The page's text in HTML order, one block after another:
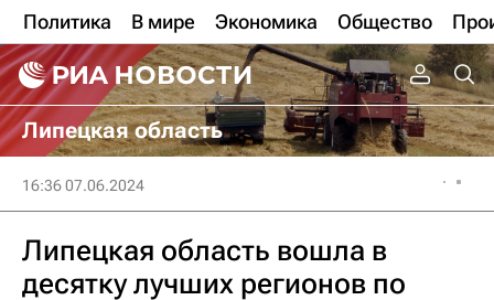
Политика В мире Экономика Общество
Липецкая область
16:36 07.06.2024
Липецкая область вошла в
десятку лучших регионов по